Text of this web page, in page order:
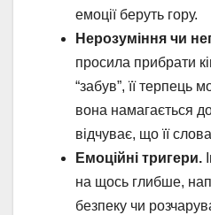
емоції беруть гору.
Нерозуміння чи
просила прибрати
“забув”, її терпець
вона намагається
відчуває, що її
Емоційні тригери.
на щось глибше,
безпеку чи